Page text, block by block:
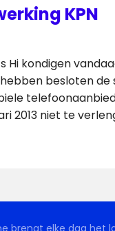
KPN
Hi kondigen
besloten de
2013 niet te
brengt elke dag het